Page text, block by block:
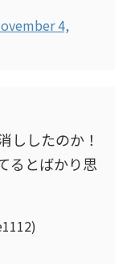
4,
ししたのか！
るとばかり思